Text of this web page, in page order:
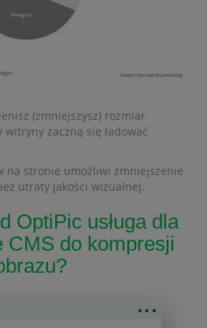
(zmniejszysz) rozmiar
zaczną się ładować
na stronie umożliwi zmniejszenie
utraty jakości wizualnej.
OptiPic usługa dla
CMS do kompresji